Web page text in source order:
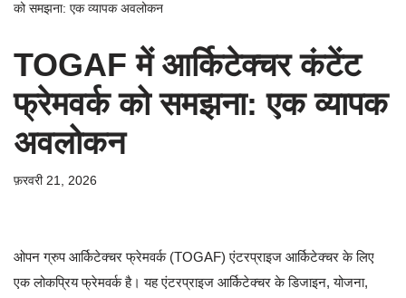
को समझना: एक व्यापक अवलोकन
TOGAF में आर्किटेक्चर कंटेंट
फ्रेमवर्क को समझना: एक व्यापक
अवलोकन
फ़रवरी 21, 2026
ओपन ग्रुप आर्किटेक्चर फ्रेमवर्क (TOGAF) एंटरप्राइज आर्किटेक्चर के लिए
एक लोकप्रिय फ्रेमवर्क है। यह एंटरप्राइज आर्किटेक्चर के डिजाइन, योजना,